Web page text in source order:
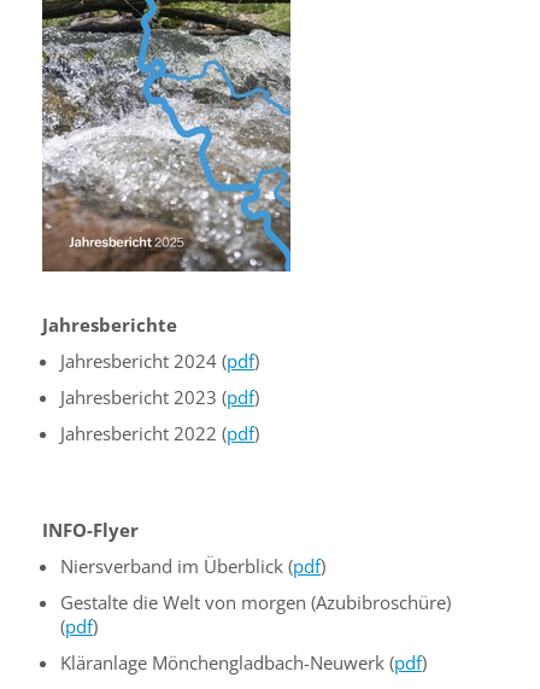
Jahresberichte
Jahresbericht 2024 (pdf)
Jahresbericht 2023 (pdf)
Jahresbericht 2022 (pdf)
INFO-Flyer
Niersverband im Überblick (pdf)
Gestalte die Welt von morgen (Azubibroschüre)
(pdf)
Kläranlage Mönchengladbach-Neuwerk (pdf)